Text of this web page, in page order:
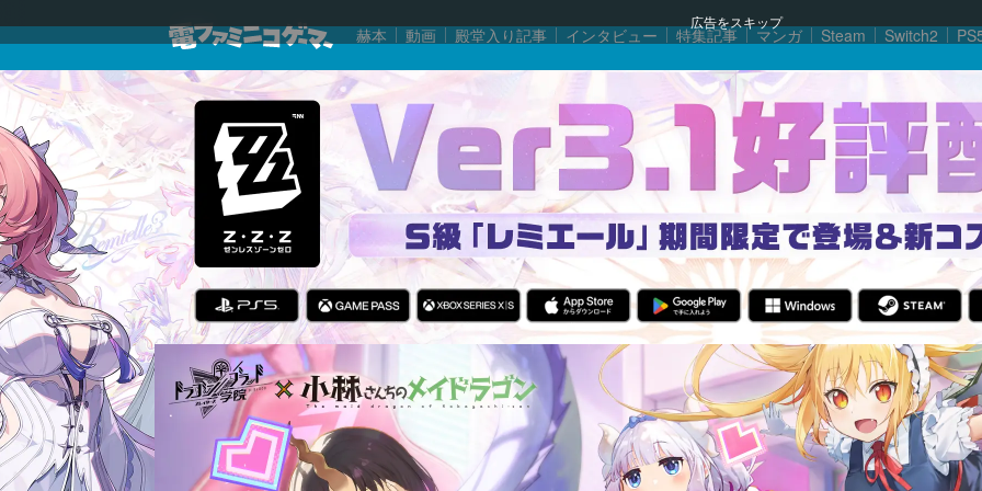
広告をスキップ
赫本 動画 殿堂入り記事 インタビュー 特集記事 マンガ Steam Switch2